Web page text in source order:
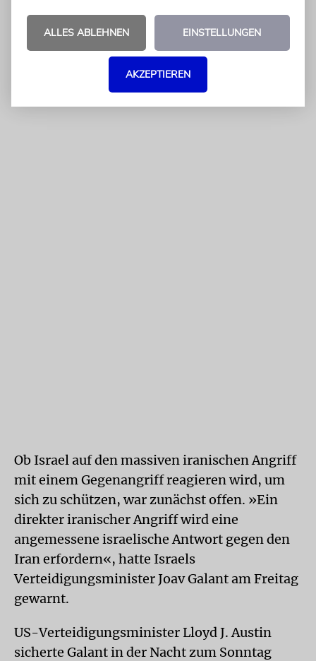
Ob Israel auf den massiven iranischen Angriff
mit einem Gegenangriff reagieren wird, um
sich zu schützen, war zunächst offen. »Ein
direkter iranischer Angriff wird eine
angemessene israelische Antwort gegen den
Iran erfordern«, hatte Israels
Verteidigungsminister Joav Galant am Freitag
gewarnt.
US-Verteidigungsminister Lloyd J. Austin
sicherte Galant in der Nacht zum Sonntag
ALLES ABLEHNEN EINSTELLUNGEN
AKZEPTIEREN